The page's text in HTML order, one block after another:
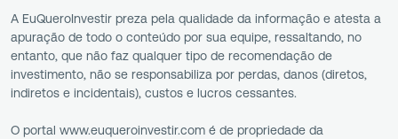
A EuQueroInvestir preza pela qualidade da informação e atesta a
apuração de todo o conteúdo por sua equipe, ressaltando, no
entanto, que não faz qualquer tipo de recomendação de
investimento, não se responsabiliza por perdas, danos (diretos,
indiretos e incidentais), custos e lucros cessantes.
O portal www.euqueroinvestir.com é de propriedade da